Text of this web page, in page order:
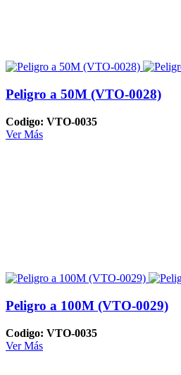
Peligro a 50M (VTO-0028)
Codigo: VTO-0035
Ver Más
Peligro a 100M (VTO-0029)
Codigo: VTO-0035
Ver Más